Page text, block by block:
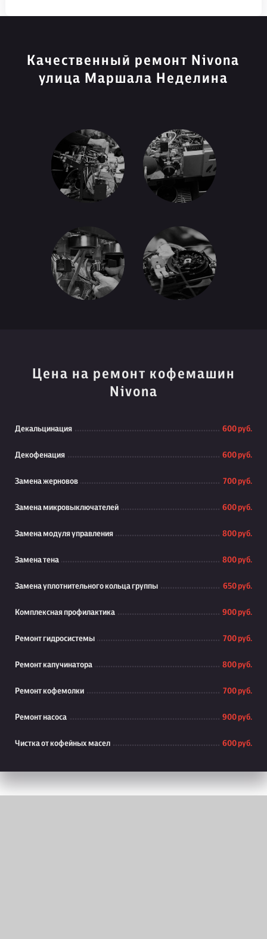
Качественный ремонт Nivona
улица Маршала Неделина
Цена на ремонт кофемашин
Nivona
Декальцинация 600 руб.
Декофенация 600 руб.
Замена жерновов 700 руб.
Замена микровыключателей 600 руб.
Замена модуля управления 800 руб.
Замена тена 800 руб.
Замена уплотнительного кольца группы 650 руб.
Комплексная профилактика 900 руб.
Ремонт гидросистемы 700 руб.
Ремонт капучинатора 800 руб.
Ремонт кофемолки 700 руб.
Ремонт насоса 900 руб.
Чистка от кофейных масел 600 руб.